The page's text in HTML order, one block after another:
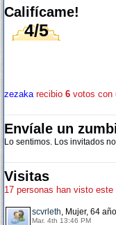
Califícame!
4/5
zezakarecibio 6 votos con
Envíale un
Lo sentimos. Los invitados
Visitas
17 personas han visto este
scvrleth, Mujer, 64
Mar. 4th 13:46 PM